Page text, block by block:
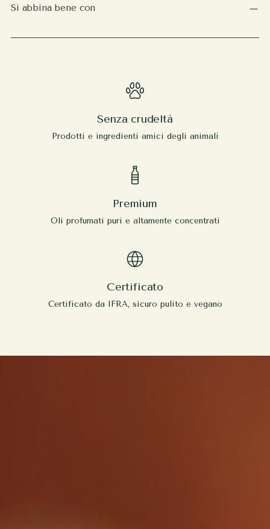
Si abbina bene con
Senza crudeltà
Prodotti e ingredienti amici degli animali
Premium
Oli profumati puri e altamente concentrati
Certificato
Certificato da IFRA, sicuro pulito e vegano